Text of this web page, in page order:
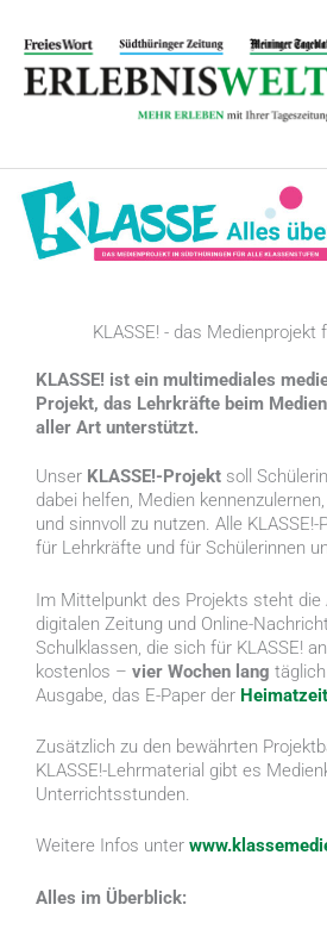
Inhalt
springen
KLASSE! - das Medienprojekt
KLASSE! ist ein multimediales
Projekt, das Lehrkräfte beim
aller Art unterstützt.
Unser KLASSE!-Projekt soll
dabei helfen, Medien
und sinnvoll zu nutzen. Alle
für Lehrkräfte und für Schülerinnen
Im Mittelpunkt des Projekts steht die
digitalen Zeitung und Online-
Schulklassen, die sich für KLASSE!
kostenlos – vier Wochen lang
Ausgabe, das E-Paper der
Zusätzlich zu den bewährten
KLASSE!-Lehrmaterial gibt es
Unterrichtsstunden.
Weitere Infos unter
Alles im Überblick: